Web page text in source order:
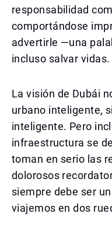
responsabilidad
comportándose
advertirle —una
incluso salvar vidas.
La visión de Dubái
urbano inteligente,
inteligente. Pero
infraestructura se
toman en serio las
dolorosos
siempre debe ser
viajemos en dos